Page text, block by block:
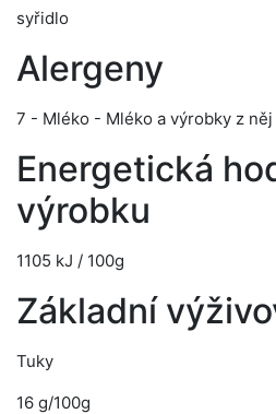
syřidlo
Alergeny
7 - Mléko - Mléko a výrobky z
Energetická
výrobku
1105 kJ / 100g
Základní
Tuky
16 g/100g